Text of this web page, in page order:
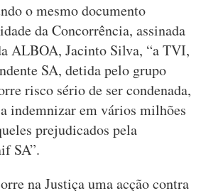
o mesmo documento
da Concorrência, assinada
ALBOA, Jacinto Silva, “a TVI,
SA, detida pelo grupo
risco sério de ser condenada,
indemnizar em vários milhões
prejudicados pela
SA”.
na Justiça uma acção contra